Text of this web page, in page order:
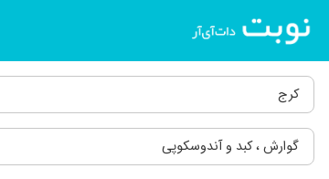
کرج
گوارش ، کبد و آندوسکوپی